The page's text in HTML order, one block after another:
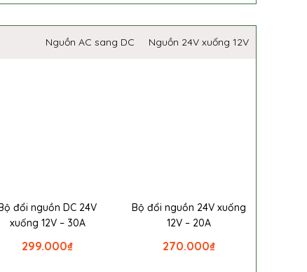
Nguồn AC sang DC Nguồn 24V xuống 12V
đổi nguồn DC 24V
xuống 12V – 30A
₫
299.000
Bộ đổi nguồn 24V xuống
12V – 20A
₫
270.000